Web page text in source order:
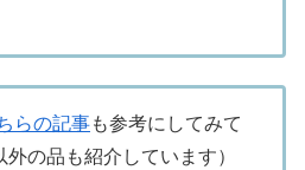
らの記事も参考にしてみて
の品も紹介しています）